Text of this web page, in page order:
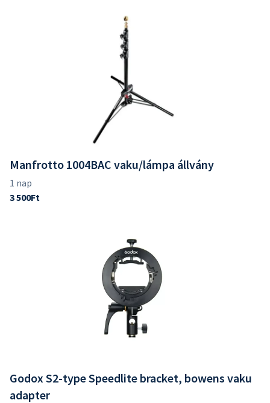
Manfrotto 1004BAC vaku/lámpa állvány
Godox S2-type Speedlite bracket, bowens vaku
adapter